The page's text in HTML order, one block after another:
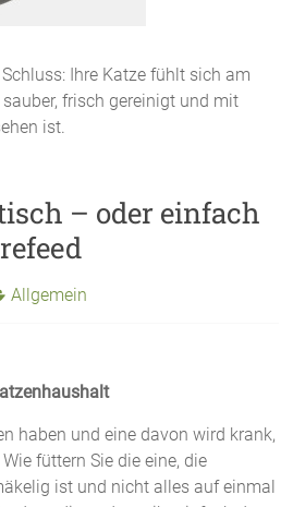
Ihre Katze fühlt sich am
frisch gereinigt und mit
ist.
– oder einfach
Allgemein
haben und eine davon wird krank,
füttern Sie die eine, die
ist und nicht alles auf einmal